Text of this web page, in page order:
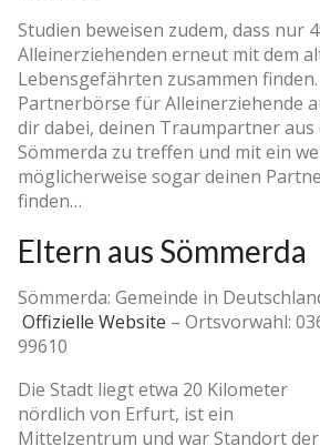
Studien beweisen zudem, dass nur
Alleinerziehenden erneut mit dem
Lebensgefährten zusammen
Partnerbörse für Alleinerziehende
dir dabei, deinen Traumpartner aus
Sömmerda zu treffen und mit ein
möglicherweise sogar deinen
finden…
Eltern aus Sömmerda
Sömmerda: Gemeinde in
Offizielle Website – Ortsvorwahl:
99610
Die Stadt liegt etwa 20 Kilometer
nördlich von Erfurt, ist ein
Mittelzentrum und war Standort der